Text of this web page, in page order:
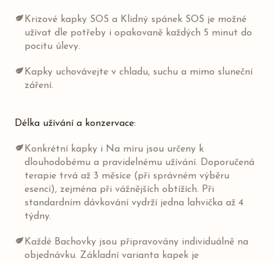
Krizové kapky SOS a Klidný spánek SOS je možné
užívat dle potřeby i opakovaně každých 5 minut do
pocitu úlevy.
Kapky uchovávejte v chladu, suchu a mimo sluneční
záření.
Délka užívání a konzervace:
Konkrétní kapky i Na míru jsou určeny k
dlouhodobému a pravidelnému užívání. Doporučená
terapie trvá až 3 měsíce (při správném výběru
esencí), zejména při vážnějších obtížích. Při
standardním dávkování vydrží jedna lahvička až 4
týdny.
Každé Bachovky jsou připravovány individuálně na
objednávku. Základní varianta kapek je